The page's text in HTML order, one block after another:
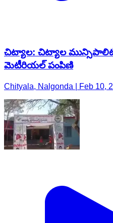
చిట్యాల: చిట్యాల
మెటీరియల్ పంపిణి
Chityala, Nalgonda | Feb 10,